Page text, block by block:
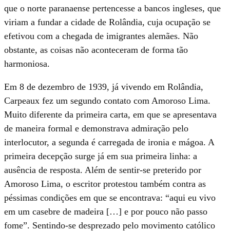
que o norte paranaense pertencesse a bancos ingleses, que
viriam a fundar a cidade de Rolândia, cuja ocupação se
efetivou com a chegada de imigrantes alemães. Não
obstante, as coisas não aconteceram de forma tão
harmoniosa.
Em 8 de dezembro de 1939, já vivendo em Rolândia,
Carpeaux fez um segundo contato com Amoroso Lima.
Muito diferente da primeira carta, em que se apresentava
de maneira formal e demonstrava admiração pelo
interlocutor, a segunda é carregada de ironia e mágoa. A
primeira decepção surge já em sua primeira linha: a
ausência de resposta. Além de sentir-se preterido por
Amoroso Lima, o escritor protestou também contra as
péssimas condições em que se encontrava: “aqui eu vivo
em um casebre de madeira […] e por pouco não passo
fome”. Sentindo-se desprezado pelo movimento católico